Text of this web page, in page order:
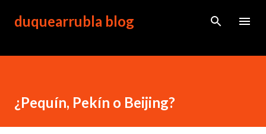
Ir al contenido principal
duquearrubla blog
¿Pequín, Pekín o Beijing?